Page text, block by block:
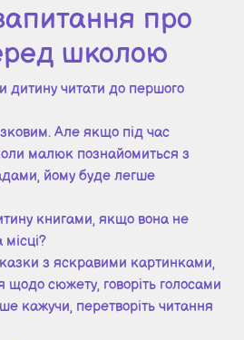
про
школою
дитину читати до першого
Але якщо під час
малюк познайомиться з
йому буде легше
книгами, якщо вона не
з яскравими картинками,
щодо сюжету, говоріть голосами
кажучи, перетворіть читання